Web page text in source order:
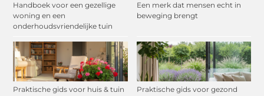
Handboek voor een gezellige
woning en een
onderhoudsvriendelijke tuin
Een merk dat mensen echt in
beweging brengt
Praktische gids voor huis & tuin
Praktische gids voor gezond